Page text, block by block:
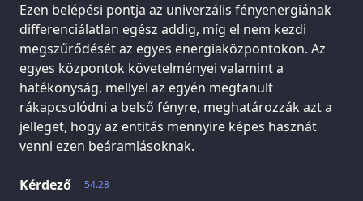
Ezen belépési pontja az univerzális fényenergiának
differenciálatlan egész addig, míg el nem kezdi
megszűrődését az egyes energiaközpontokon. Az
egyes központok követelményei valamint a
hatékonyság, mellyel az egyén megtanult
rákapcsolódni a belső fényre, meghatározzák azt a
jelleget, hogy az entitás mennyire képes hasznát
venni ezen beáramlásoknak.
54.28
Kérdező